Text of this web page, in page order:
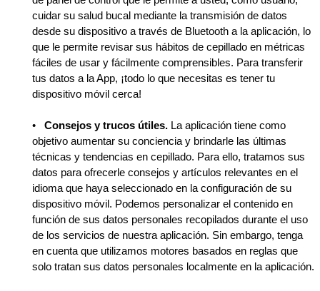
cuidar su salud bucal mediante la transmisión de datos
desde su dispositivo a través de Bluetooth a la aplicación, lo
que le permite revisar sus hábitos de cepillado en métricas
fáciles de usar y fácilmente comprensibles. Para transferir
tus datos a la App, ¡todo lo que necesitas es tener tu
dispositivo móvil cerca!
•Consejos y trucos útiles. La aplicación tiene como
objetivo aumentar su conciencia y brindarle las últimas
técnicas y tendencias en cepillado. Para ello, tratamos sus
datos para ofrecerle consejos y artículos relevantes en el
idioma que haya seleccionado en la configuración de su
dispositivo móvil. Podemos personalizar el contenido en
función de sus datos personales recopilados durante el uso
de los servicios de nuestra aplicación. Sin embargo, tenga
en cuenta que utilizamos motores basados en reglas que
solo tratan sus datos personales localmente en la aplicación.